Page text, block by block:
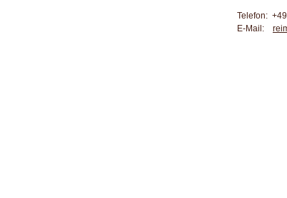
Telefon:
E-Mail: